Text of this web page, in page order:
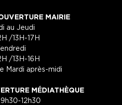
MAIRIE
au Jeudi
/13H-17H
/13H-16H
Mardi après-midi
MÉDIATHÈQUE
12h30